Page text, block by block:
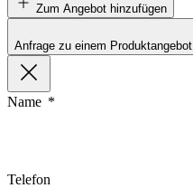
Zum Angebot hinzufügen
Anfrage zu einem Produktangebot
Name
Telefon